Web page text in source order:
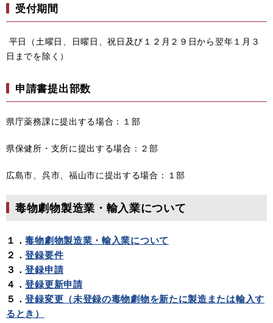
受付期間
平日（土曜日、日曜日、祝日及び１２月２９日から翌年１月３
日までを除く）
申請書提出部数
県庁薬務課に提出する場合：１部
県保健所・支所に提出する場合：２部
広島市、呉市、福山市に提出する場合：１部
毒物劇物製造業・輸入業について
１．毒物劇物製造業・輸入業について
２．登録要件
３．登録申請
４．登録更新申請
５．登録変更（未登録の毒物劇物を新たに製造または輸入す
るとき）